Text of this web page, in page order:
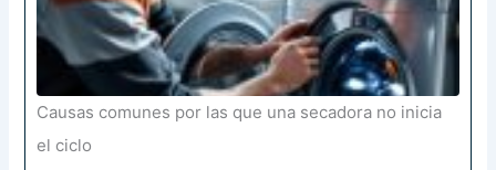
Causas comunes por las que una secadora no inicia
el ciclo